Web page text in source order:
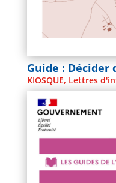
Guide : Décider
KIOSQUE, Lettres